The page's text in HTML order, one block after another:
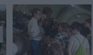
Donato Castellano